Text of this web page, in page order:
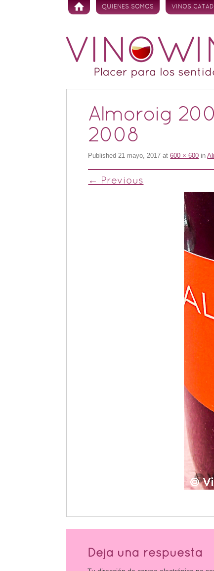
Skip to content
QUIENES SOMOS VINOS
Almoroig
2008
Published21 mayo, 2017 at600 × 600 in
← Previous
Deja una respuesta